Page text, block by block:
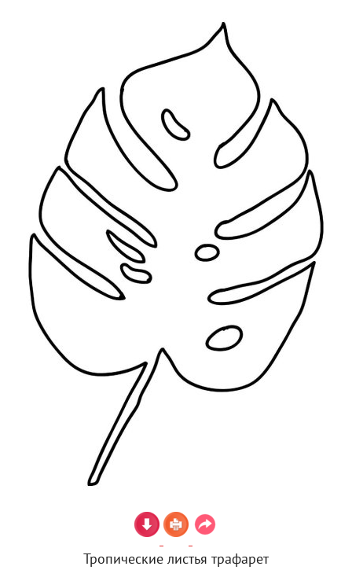
Тропические листья трафарет